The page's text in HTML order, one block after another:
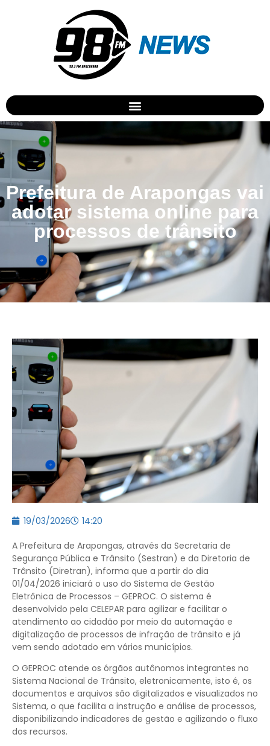
Prefeitura de Arapongas vai
adotar sistema online para
processos de trânsito
19/03/2026 14:20
A Prefeitura de Arapongas, através da Secretaria de
Segurança Pública e Trânsito (Sestran) e da Diretoria de
Trânsito (Diretran), informa que a partir do dia
01/04/2026 iniciará o uso do Sistema de Gestão
Eletrônica de Processos – GEPROC. O sistema é
desenvolvido pela CELEPAR para agilizar e facilitar o
atendimento ao cidadão por meio da automação e
digitalização de processos de infração de trânsito e já
vem sendo adotado em vários municípios.
O GEPROC atende os órgãos autônomos integrantes no
Sistema Nacional de Trânsito, eletronicamente, isto é, os
documentos e arquivos são digitalizados e visualizados no
Sistema, o que facilita a instrução e análise de processos,
disponibilizando indicadores de gestão e agilizando o fluxo
dos recursos.